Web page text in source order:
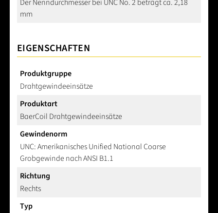
Der Nenndurchmesser bei UNC No. 2 beträgt ca. 2,18
mm
EIGENSCHAFTEN
Produktgruppe
Drahtgewindeeinsätze
Produktart
BaerCoil Drahtgewindeeinsätze
Gewindenorm
UNC: Amerikanisches Unified National Coarse
Grobgewinde nach ANSI B1.1
Richtung
Rechts
Typ